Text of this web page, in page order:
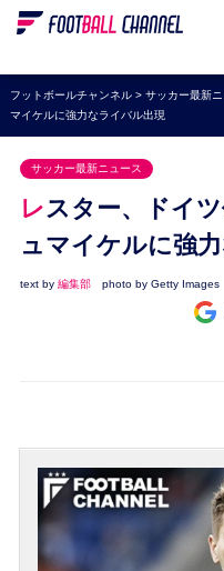
WEリーグ
海外サッカー
プレミアリーグ
ラ・リーガ
ブンデスリーガ
UEFA
ナショナルチーム
フットボールチャンネル> サッカー最新ニ
マイケルに強力なライバル出現
サッカー最新ニュース
レスター、ドイツ代表守護神獲得へ。シ
ュマイケルに強
text by 編集部 photo by Getty Images